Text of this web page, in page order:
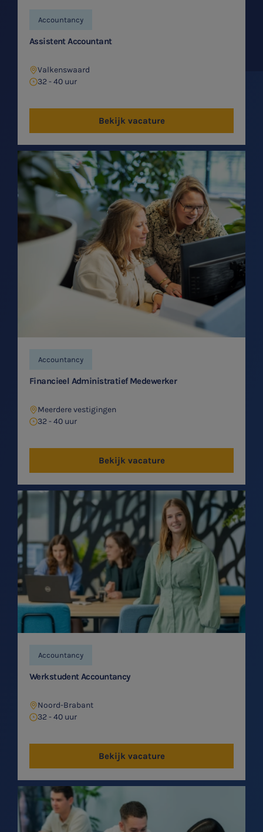
Accountancy
Assistent Accountant
Valkenswaard
32 - 40 uur
Bekijk vacature
Accountancy
Financieel Administratief Medewerker
Meerdere vestigingen
32 - 40 uur
Bekijk vacature
Accountancy
Werkstudent Accountancy
Noord-Brabant
32 - 40 uur
Bekijk vacature